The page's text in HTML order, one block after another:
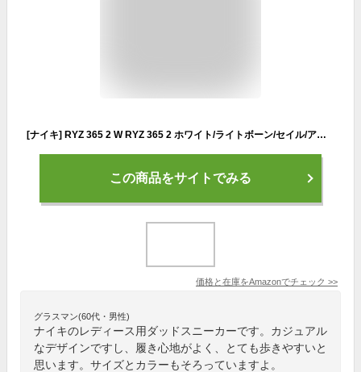
[ナイキ] RYZ 365 2 W RYZ 365 2 ホワイト/ライトボーン/セイル/アーキオブラウン DO2797-100 24.5cm 日本国内正規品
この商品をサイトでみる
価格と在庫をAmazonでチェック >>
グラスマン(60代・男性)
ナイキのレディース用ダッドスニーカーです。カジュアル
なデザインですし、履き心地がよく、とても歩きやすいと
思います。サイズとカラーもそろっていますよ。